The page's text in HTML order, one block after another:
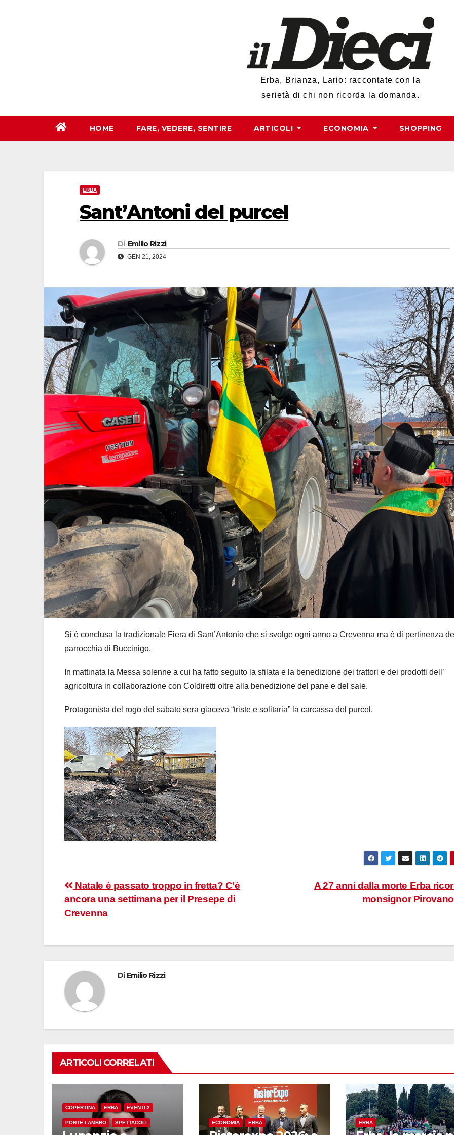
Erba, Brianza, Lario: raccontate con la
serietà di chi non ricorda la domanda.
HOME FARE, VEDERE, SENTIRE ARTICOLI ECONOMIA SHOPPING
ERBA
Sant’Antoni del purcel
Di Emilio Rizzi
GEN 21, 2024
Si è conclusa la tradizionale Fiera di Sant’Antonio che si svolge ogni anno a Crevenna ma è di pertinenza
parrocchia di Buccinigo.
In mattinata la Messa solenne a cui ha fatto seguito la sfilata e la benedizione dei trattori e dei prodotti dell’
agricoltura in collaborazione con Coldiretti oltre alla benedizione del pane e del sale.
Protagonista del rogo del sabato sera giaceva “triste e solitaria” la carcassa del purcel.
Navigazione
articoli
A 27 anni dalla morte Erba
monsignor
Natale è passato troppo in fretta? C’è
ancora una settimana per il Presepe di
Crevenna
Di Emilio Rizzi
ARTICOLI CORRELATI
COPERTINA ERBA EVENTI-2
PONTE LAMBRO SPETTACOLI ECONOMIA ERBA ERBA